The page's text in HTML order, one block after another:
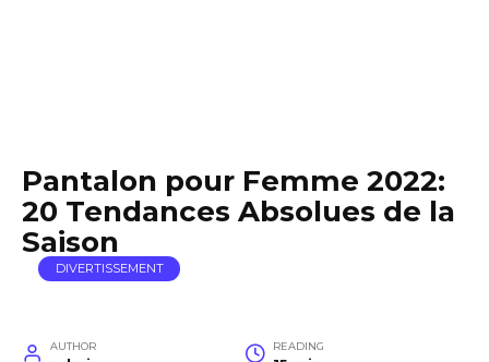
Pantalon pour Femme 2022:
20 Tendances Absolues de la
Saison
DIVERTISSEMENT
AUTHOR READING